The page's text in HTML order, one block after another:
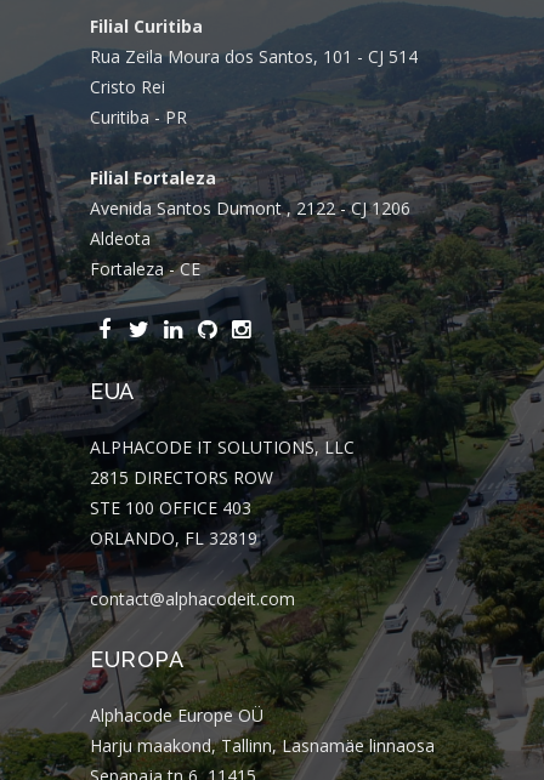
Filial Curitiba
Rua Zeila Moura dos Santos, 101 - CJ 514
Cristo Rei
Curitiba - PR
Filial Fortaleza
Avenida Santos Dumont , 2122 - CJ 1206
Aldeota
Fortaleza - CE
EUA
ALPHACODE IT SOLUTIONS, LLC
2815 DIRECTORS ROW
STE 100 OFFICE 403
ORLANDO, FL 32819
contact@alphacodeit.com
EUROPA
Alphacode Europe OÜ
Harju maakond, Tallinn, Lasnamäe linnaosa